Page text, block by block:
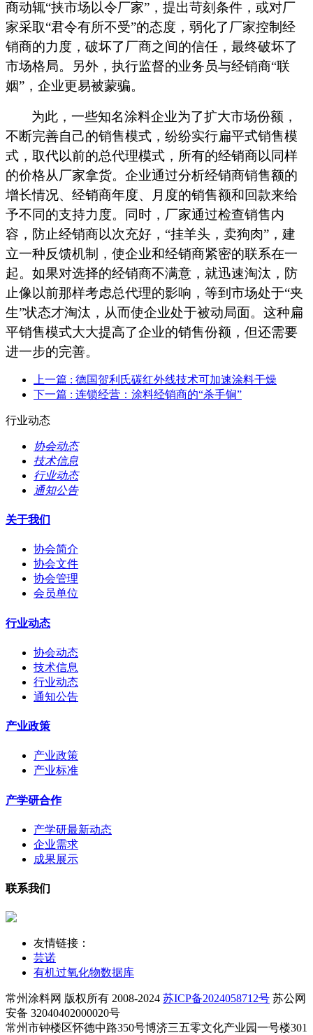
商动辄“挟市场以令厂家”，提出苛刻条件，或对厂
家采取“君令有所不受”的态度，弱化了厂家控制经
销商的力度，破坏了厂商之间的信任，最终破坏了
市场格局。另外，执行监督的业务员与经销商“联
姻”，企业更易被蒙骗。
为此，一些知名涂料企业为了扩大市场份额，
不断完善自己的销售模式，纷纷实行扁平式销售模
式，取代以前的总代理模式，所有的经销商以同样
的价格从厂家拿货。企业通过分析经销商销售额的
增长情况、经销商年度、月度的销售额和回款来给
予不同的支持力度。同时，厂家通过检查销售内
容，防止经销商以次充好，“挂羊头，卖狗肉”，建
立一种反馈机制，使企业和经销商紧密的联系在一
起。如果对选择的经销商不满意，就迅速淘汰，防
止像以前那样考虑总代理的影响，等到市场处于“夹
生”状态才淘汰，从而使企业处于被动局面。这种扁
平销售模式大大提高了企业的销售份额，但还需要
进一步的完善。
上一篇 : 德国贺利氏碳红外线技术可加速涂料干燥
下一篇 : 连锁经营：涂料经销商的“杀手锏”
行业动态
协会动态
技术信息
行业动态
通知公告
关于我们
协会简介
协会文件
协会管理
会员单位
行业动态
协会动态
技术信息
行业动态
通知公告
产业政策
产业政策
产业标准
产学研合作
产学研最新动态
企业需求
成果展示
联系我们
友情链接：
芸诺
有机过氧化物数据库
常州涂料网 版权所有 2008-2024 苏ICP备2024058712号 苏公网
安备 32040402000020号
常州市钟楼区怀德中路350号博济三五零文化产业园一号楼301